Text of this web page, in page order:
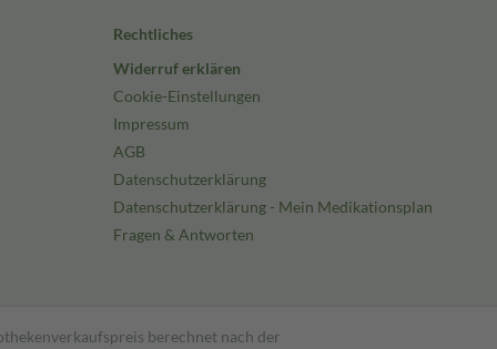
Rechtliches
Widerruf erklären
Cookie-Einstellungen
Impressum
AGB
Datenschutzerklärung
Datenschutzerklärung - Mein Medikationsplan
Fragen & Antworten
berechnet nach der